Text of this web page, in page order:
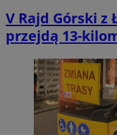
V Rajd Górski z
przejdą 13-